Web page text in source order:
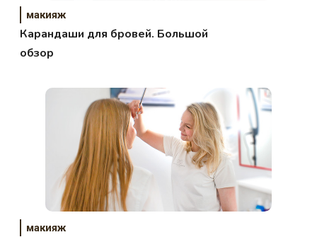
макияж
Карандаши для бровей. Большой
обзор
макияж